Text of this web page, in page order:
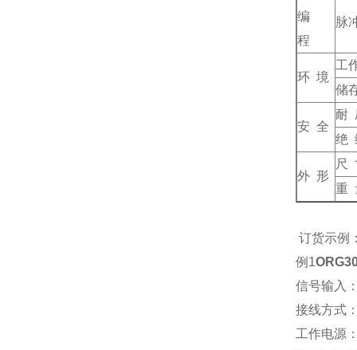
编
程
脉
环 境
工
储
安 全
耐
绝
外 形
尺
重
订货示例
例1
信号输入
接线方式
工作电源